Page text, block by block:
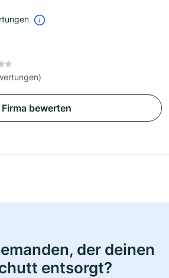
Firma bewerten
der deinen
entsorgt?